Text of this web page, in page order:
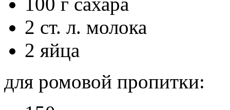
2 ст. л. молока
2 яйца
для ромовой пропитки: